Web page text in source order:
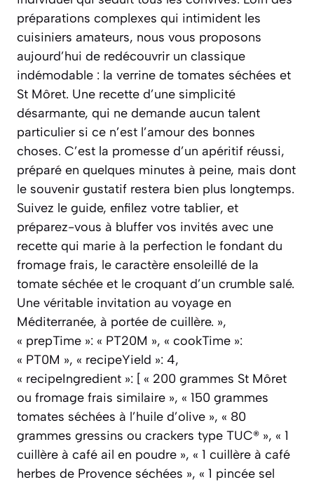
préparations complexes qui intimident les
cuisiniers amateurs, nous vous proposons
aujourd’hui de redécouvrir un classique
indémodable : la verrine de tomates séchées et
St Môret. Une recette d’une simplicité
désarmante, qui ne demande aucun talent
particulier si ce n’est l’amour des bonnes
choses. C’est la promesse d’un apéritif réussi,
préparé en quelques minutes à peine, mais dont
le souvenir gustatif restera bien plus longtemps.
Suivez le guide, enfilez votre tablier, et
préparez-vous à bluffer vos invités avec une
recette qui marie à la perfection le fondant du
fromage frais, le caractère ensoleillé de la
tomate séchée et le croquant d’un crumble salé.
Une véritable invitation au voyage en
Méditerranée, à portée de cuillère. »,
« prepTime »: « PT20M », « cookTime »:
« PT0M », « recipeYield »: 4,
« recipeIngredient »: [ « 200 grammes St Môret
ou fromage frais similaire », « 150 grammes
tomates séchées à l’huile d’olive », « 80
grammes gressins ou crackers type TUC® », « 1
cuillère à café ail en poudre », « 1 cuillère à café
herbes de Provence séchées », « 1 pincée sel